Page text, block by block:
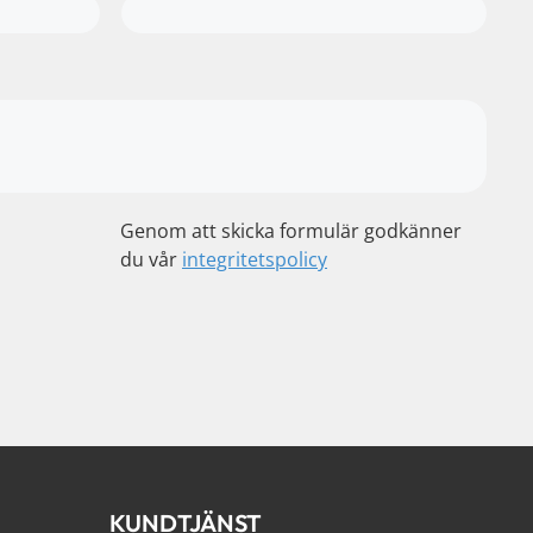
Genom att skicka formulär godkänner
du vår integritetspolicy
KUNDTJÄNST